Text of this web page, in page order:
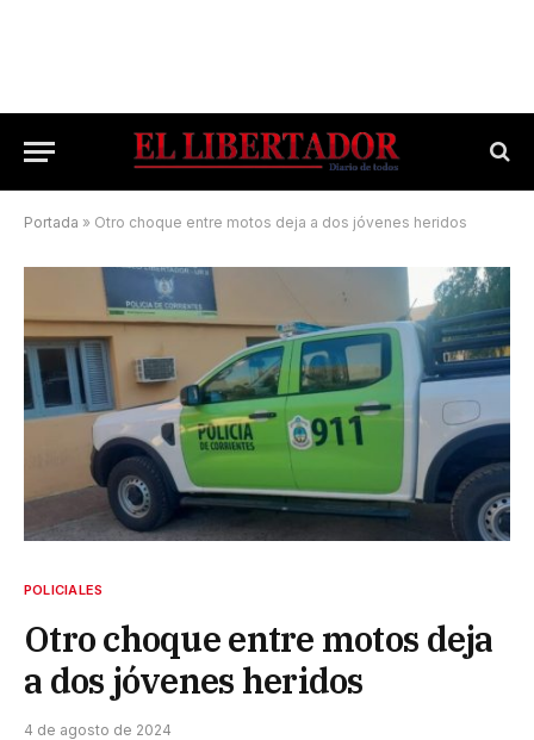
Portada » Otro choque entre motos deja a dos jóvenes heridos
POLICIALES
Otro choque entre motos deja
a dos jóvenes heridos
4 de agosto de 2024